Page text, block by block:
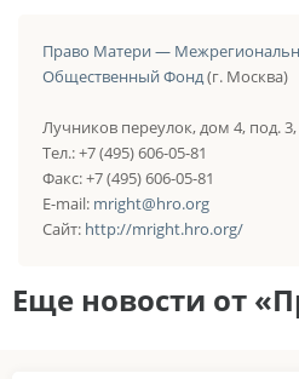
Право Матери —
Общественный Фонд(г. Москва)
Лучников переулок, дом 4, под.
Тел.: +7 (495) 606-05-81
Факс: +7 (495) 606-05-81
E-mail: mright@hro.org
Сайт: http://mright.hro.org/
Еще новости от